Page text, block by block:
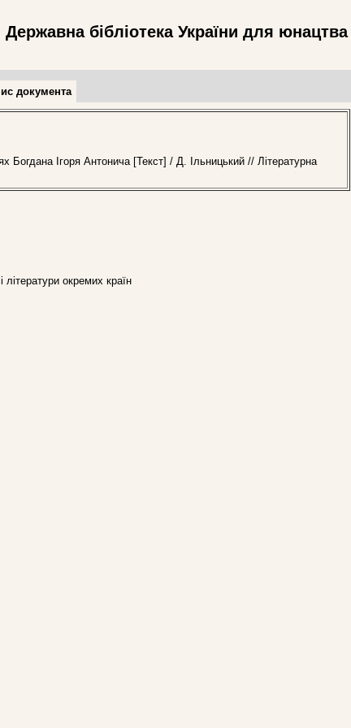
Державна бібліотека України для юнацтва
документа
Ігоря Антонича [Текст] / Д. Ільницький // Літературна
літератури окремих країн